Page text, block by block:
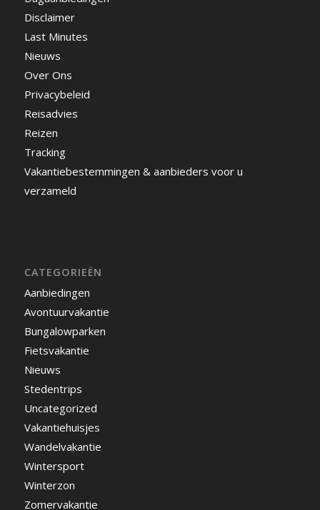
Disclaimer
Last Minutes
Nieuws
Over Ons
Privacybeleid
Reisadvies
Reizen
Tracking
Vakantiebestemmingen & aanbieders voor u
verzameld
CATEGORIEËN
Aanbiedingen
Avontuurvakantie
Bungalowparken
Fietsvakantie
Nieuws
Stedentrips
Uncategorized
Vakantiehuisjes
Wandelvakantie
Wintersport
Winterzon
Zomervakantie